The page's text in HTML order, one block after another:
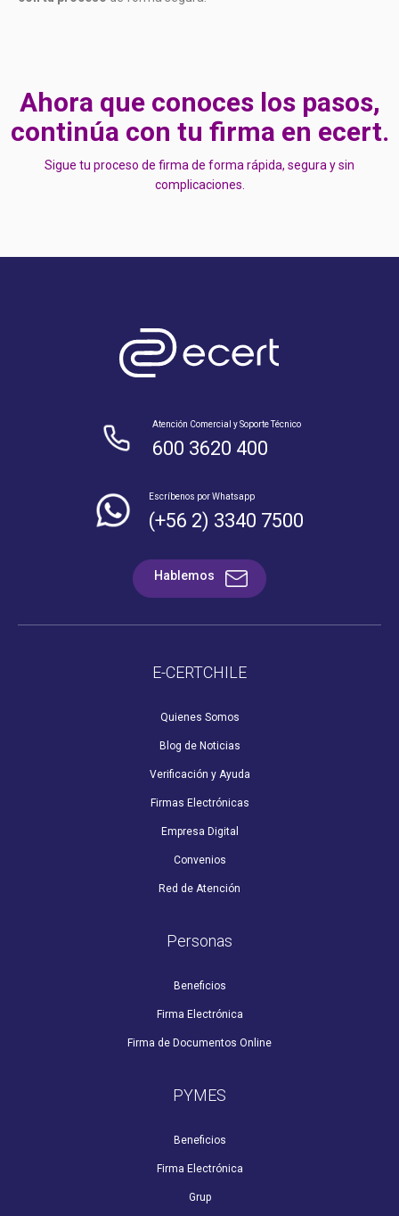
Ahora que conoces los pasos,
continúa con tu firma en ecert.
Sigue tu proceso de firma de forma rápida, segura y sin
complicaciones.
Atención Comercial y Soporte Técnico
600 3620 400
Escríbenos por Whatsapp
(+56 2) 3340 7500
Hablemos
E-CERTCHILE
Quienes Somos
Blog de Noticias
Verificación y Ayuda
Firmas Electrónicas
Empresa Digital
Convenios
Red de Atención
Personas
Beneficios
Firma Electrónica
Firma de Documentos Online
PYMES
Beneficios
Firma Electrónica
Grup